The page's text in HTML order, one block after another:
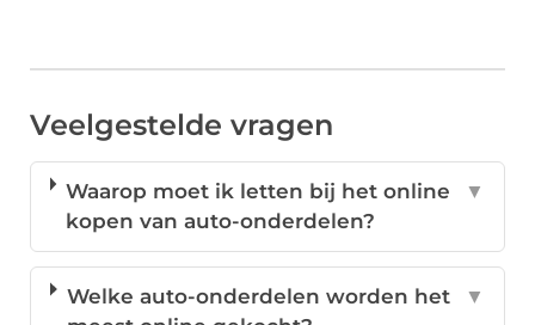
Veelgestelde vragen
Waarop moet ik letten bij het online
kopen van auto-onderdelen?
▼
Welke auto-onderdelen worden het
▼